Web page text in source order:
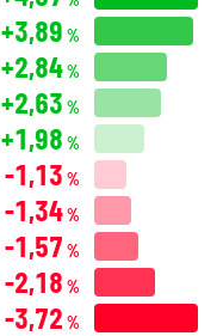
+3,89 %
+2,84%
+2,63 %
+1,98 %
-1,13 %
-1,34%
-1,57 %
-2,18 %
-3,72 %